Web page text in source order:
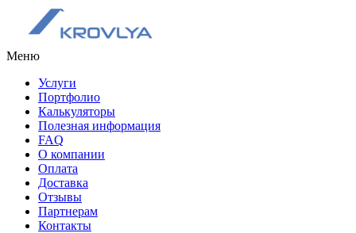
Меню
Услуги
Портфолио
Калькуляторы
Полезная информация
FAQ
О компании
Оплата
Доставка
Отзывы
Партнерам
Контакты